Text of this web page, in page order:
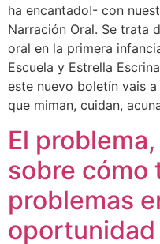
ha encantado!- con
Narración Oral. Se trata
oral en la primera
Escuela y Estrella
este nuevo boletín vais
que miman, cuidan,
El
sobre cómo
problemas
oportunidad